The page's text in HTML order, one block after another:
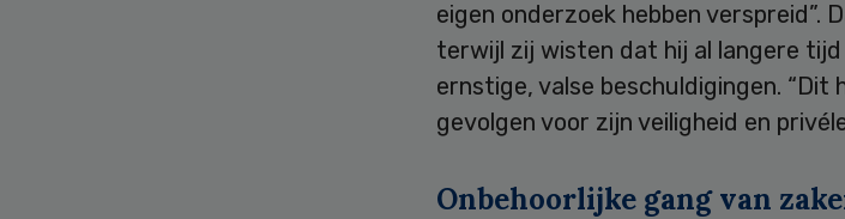
eigen onderzoek hebben verspreid”.
terwijl zij wisten dat hij al langere
ernstige, valse beschuldigingen.
gevolgen voor zijn veiligheid en
Onbehoorlijke gang van